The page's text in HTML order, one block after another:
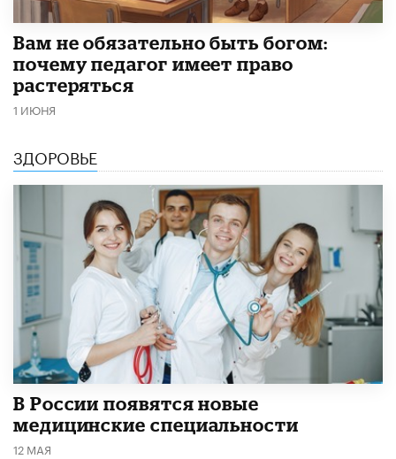
​Вам не обязательно быть богом:
почему педагог имеет право
растеряться
1 ИЮНЯ
ЗДОРОВЬЕ
В России появятся новые
медицинские специальности
12 МАЯ